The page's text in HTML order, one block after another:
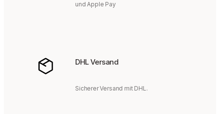
und Apple Pay
DHL Versand
Sicherer Versand mit DHL.